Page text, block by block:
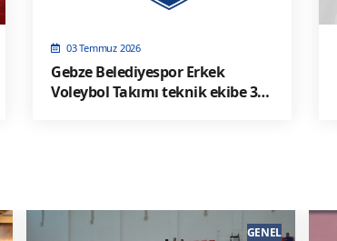
03 Temmuz 2026
Gebze Belediyespor Erkek
Voleybol Takımı teknik ekibe 3
GENEL